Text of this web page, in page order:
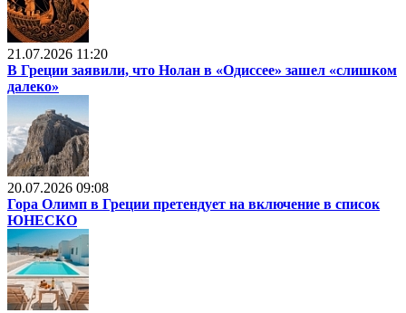
21.07.2026 11:20
В Греции заявили, что Нолан в «Одиссее» зашел «слишком
далеко»
20.07.2026 09:08
Гора Олимп в Греции претендует на включение в список
ЮНЕСКО